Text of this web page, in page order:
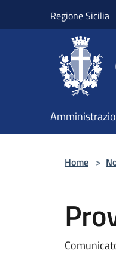
Regione Sicilia
Home >